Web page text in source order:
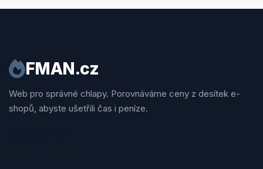
FMAN.cz
Web pro správné chlapy. Porovnáváme ceny z desítek e-
shopů, abyste ušetřili čas i peníze.